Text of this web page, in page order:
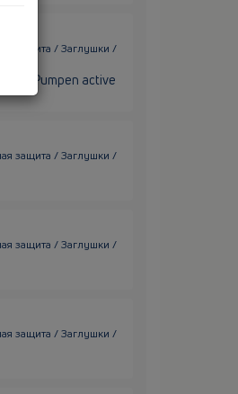
защита / Заглушки /
Pumpen active
защита / Заглушки /
защита / Заглушки /
защита / Заглушки /